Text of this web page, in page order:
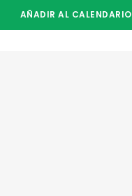
AÑADIR AL CALENDARIO